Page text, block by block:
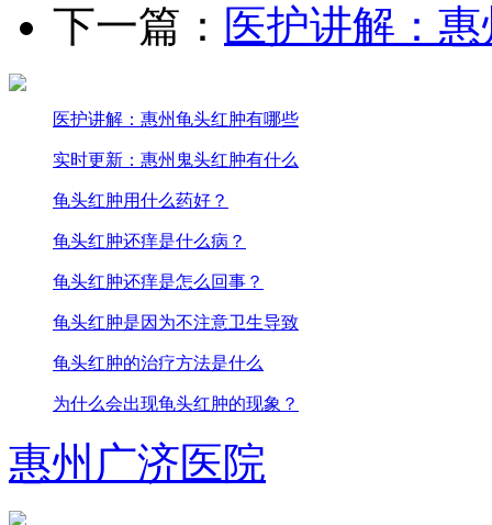
下一篇： 医护讲解：
医护讲解：惠州龟头红肿有哪些
实时更新：惠州鬼头红肿有什么
龟头红肿用什么药好？
龟头红肿还痒是什么病？
龟头红肿还痒是怎么回事？
龟头红肿是因为不注意卫生导致
龟头红肿的治疗方法是什么
为什么会出现龟头红肿的现象？
惠州广济医院